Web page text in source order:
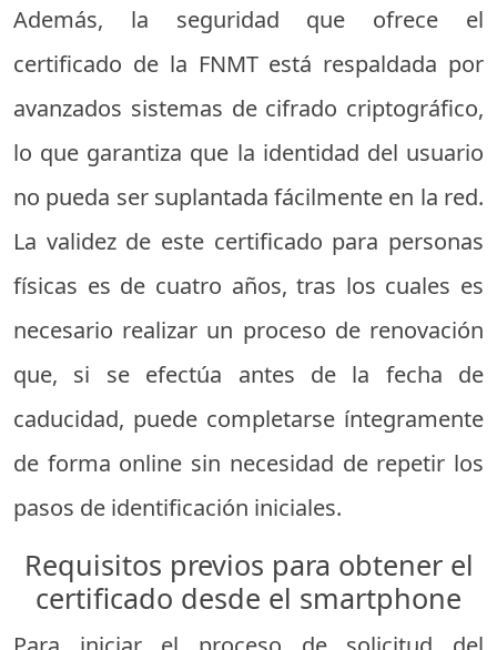
Además, la seguridad que ofrece el
certificado de la FNMT está respaldada por
avanzados sistemas de cifrado criptográfico,
lo que garantiza que la identidad del usuario
no pueda ser suplantada fácilmente en la red.
La validez de este certificado para personas
físicas es de cuatro años, tras los cuales es
necesario realizar un proceso de renovación
que, si se efectúa antes de la fecha de
caducidad, puede completarse íntegramente
de forma online sin necesidad de repetir los
pasos de identificación iniciales.
Requisitos previos para obtener el
certificado desde el smartphone